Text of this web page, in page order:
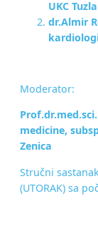
UKC Tuzla
dr.Almir
Moderator:
medicine,
Zenica
Stručni
(UTORAK) sa